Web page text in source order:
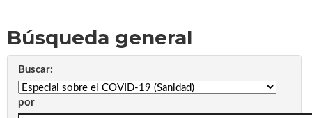
Búsqueda general
Buscar:
por